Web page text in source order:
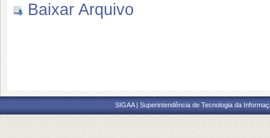
Baixar Arquivo
SIGAA | Superintendência de Tecnologia da